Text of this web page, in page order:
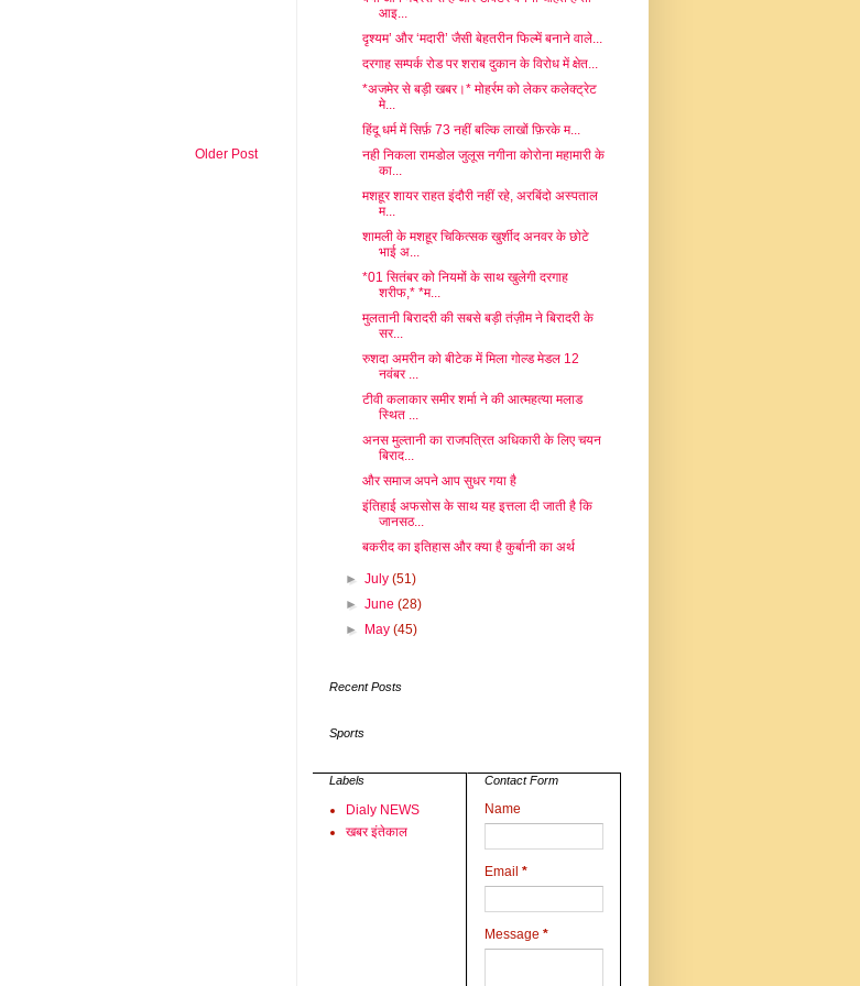
Older Post
आइ...
दृश्यम’ और ‘मदारी’ जैसी बेहतरीन फिल्में बनाने वाले...
दरगाह सम्पर्क रोड पर शराब दुकान के विरोध में क्षेत...
*अजमेर से बड़ी खबर।* मोहर्रम को लेकर कलेक्ट्रेट
मे...
हिंदू धर्म में सिर्फ़ 73 नहीं बल्कि लाखों फ़िरके म...
नही निकला रामडोल जुलूस नगीना कोरोना महामारी के
का...
मशहूर शायर राहत इंदौरी नहीं रहे, अरबिंदो अस्पताल
म...
शामली के मशहूर चिकित्सक खुर्शीद अनवर के छोटे
भाई अ...
*01 सितंबर को नियमों के साथ खुलेगी दरगाह
शरीफ,* *म...
मुलतानी बिरादरी की सबसे बड़ी तंज़ीम ने बिरादरी के
सर...
रुशदा अमरीन को बीटेक में मिला गोल्ड मेडल 12
नवंबर ...
टीवी कलाकार समीर शर्मा ने की आत्महत्या मलाड
स्थित ...
अनस मुल्तानी का राजपत्रित अधिकारी के लिए चयन
बिराद...
और समाज अपने आप सुधर गया है
इंतिहाई अफसोस के साथ यह इत्तला दी जाती है कि
जानसठ...
बकरीद का इतिहास और क्‍या है कुर्बानी का अर्थ
►July(51)
►June(28)
►
May(45)
Recent Posts
Sports
Labels
Dialy NEWS
खबर इंतेकाल
Contact Form
Name
Email *
Message *